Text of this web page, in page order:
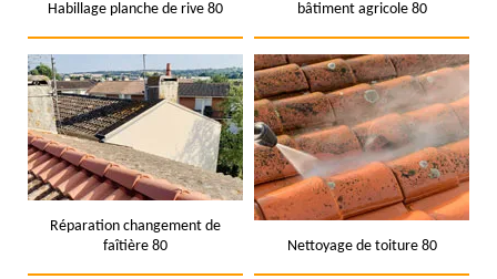
Habillage planche de rive 80
bâtiment agricole 80
Réparation changement de
faîtière 80
Nettoyage de toiture 80